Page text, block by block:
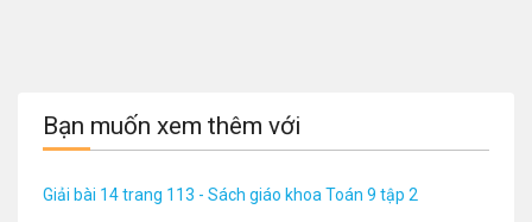
Bạn muốn xem thêm với
Giải bài 14 trang 113 - Sách giáo khoa Toán 9 tập 2